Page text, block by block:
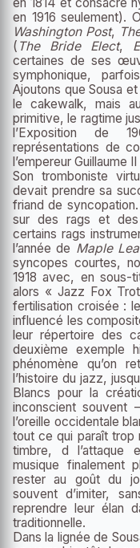
en 1916 seulement).
Washington Post,
( The Bride Elect,
certaines de ses
symphonique,
Ajoutons que Sousa
le cakewalk, mais
primitive, le ragtime
l’Exposition de
représentations de
l’empereur Guillaume
Son tromboniste
devait prendre sa
friand de
sur des rags et
certains rags
l’année de Maple
syncopes courtes,
1918 avec, en sous-
alors « Jazz Fox
fertilisation croisée :
influencé les
leur répertoire des
deuxième exemple
phénomène qu’on
l’histoire du jazz,
Blancs pour la
inconscient souvent
l’oreille occidentale
tout ce qui paraît trop
timbre, d l’attaque
musique finalement
rester au goût du
souvent d’imiter,
reprendre leur élan
traditionnelle.
Dans la lignée de